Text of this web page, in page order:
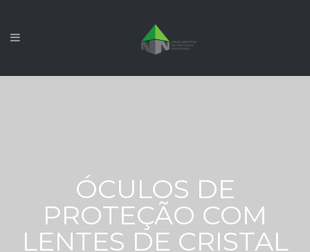
ÓCULOS DE
PROTEÇÃO COM
LENTES DE CRISTAL